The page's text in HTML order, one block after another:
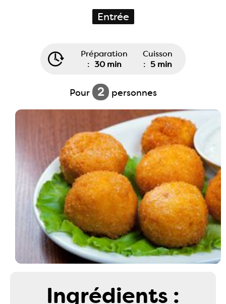
Entrée
Préparation
: 30 min
Cuisson
: 5 min
Pour 2 personnes
Ingrédients :